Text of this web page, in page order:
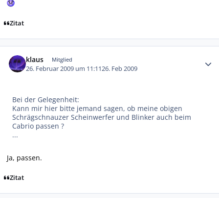
Zitat
klaus Mitglied
26. Februar 2009 um 11:1126. Feb 2009
Bei der Gelegenheit:
Kann mir hier bitte jemand sagen, ob meine obigen
Schrägschnauzer Scheinwerfer und Blinker auch beim
Cabrio passen ?
...
Ja, passen.
Zitat